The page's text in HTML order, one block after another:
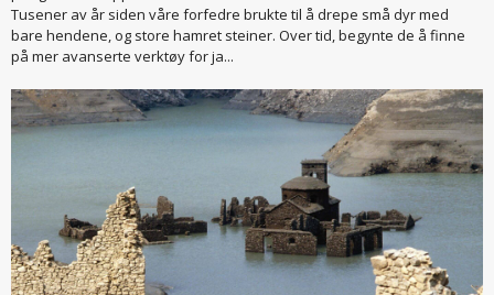
Tusener av år siden våre forfedre brukte til å drepe små dyr med
bare hendene, og store hamret steiner. Over tid, begynte de å finne
på mer avanserte verktøy for ja...